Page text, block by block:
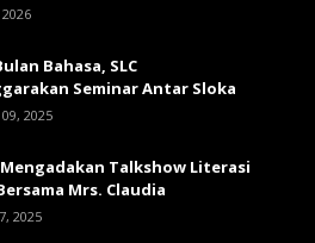
Bahasa, SLC
Seminar Antar Sloka
2025
Mengadakan Talkshow Literasi
Mrs. Claudia
2025